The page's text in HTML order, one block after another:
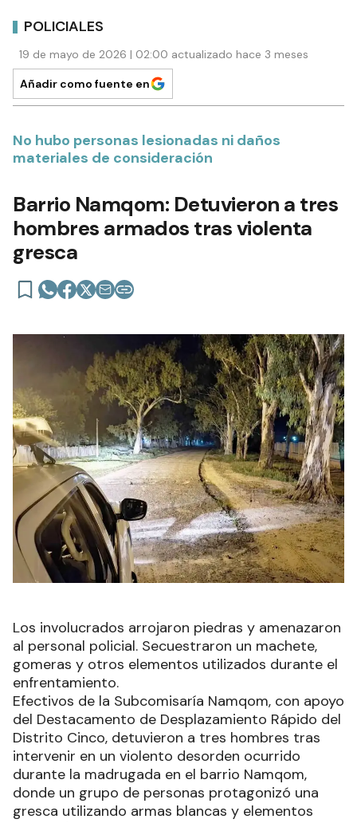
POLICIALES
19 de mayo de 2026 | 02:00 actualizado hace 3 meses
Añadir como fuente en
No hubo personas lesionadas ni daños
materiales de consideración
Barrio Namqom: Detuvieron a tres
hombres armados tras violenta
gresca
Los involucrados arrojaron piedras y amenazaron
al personal policial. Secuestraron un machete,
gomeras y otros elementos utilizados durante el
enfrentamiento.
Efectivos de la Subcomisaría Namqom, con apoyo
del Destacamento de Desplazamiento Rápido del
Distrito Cinco, detuvieron a tres hombres tras
intervenir en un violento desorden ocurrido
durante la madrugada en el barrio Namqom,
donde un grupo de personas protagonizó una
gresca utilizando armas blancas y elementos